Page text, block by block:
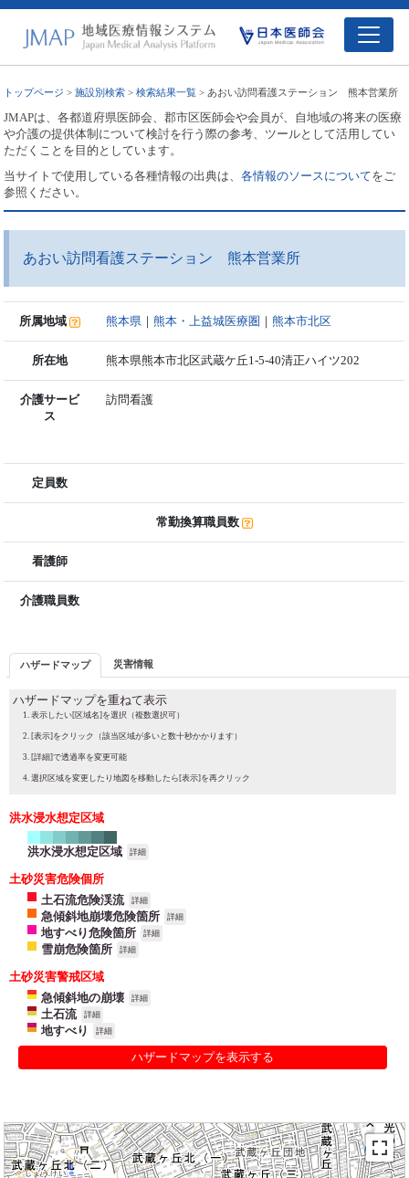
トップページ >施設別検索 >検索結果一覧 > あおい訪問看護ステーション 熊本営業所
JMAPは、各都道府県医師会、郡市区医師会や会員が、自地域の将来の医療
や介護の提供体制について検討を行う際の参考、ツールとして活用してい
ただくことを目的としています。
当サイトで使用している各種情報の出典は、各情報のソースについてをご
参照ください。
あおい訪問看護ステーション 熊本営業所
所属地域 熊本県 ｜熊本・上益城医療圏 ｜熊本市北区
所在地 熊本県熊本市北区武蔵ケ丘1-5-40清正ハイツ202
介護サービ
ス
訪問看護
定員数
常勤換算職員数
看護師
介護職員数
ハザードマップ 災害情報
ハザードマップを重ねて表示
表示したい[区域名]を選択（複数選択可）
[表示]をクリック（該当区域が多いと数十秒かかります）
[詳細]で透過率を変更可能
選択区域を変更したり地図を移動したら[表示]を再クリック
洪水浸水想定区域
洪水浸水想定区域 詳細
土砂災害危険個所
土石流危険渓流
詳細
急傾斜地崩壊危険箇所 詳細
地すべり危険箇所 詳細
雪崩危険箇所 詳細
土砂災害警戒区域
急傾斜地の崩壊
詳細
土石流 詳細
地すべり 詳細
ハザードマップを表示する